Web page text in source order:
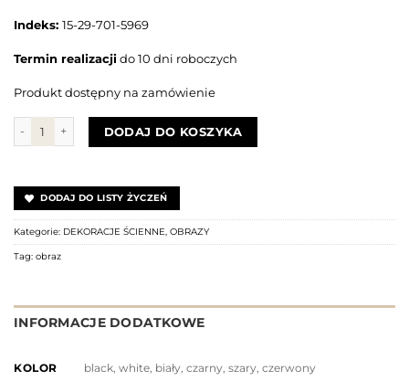
Indeks: 15-29-701-5969
Termin realizacjido 10 dni roboczych
Produkt dostępny na zamówienie
ilość Obraz LONDYŃSKA ULICA I
DODAJ DO KOSZYKA
DODAJ DO LISTY ŻYCZEŃ
Kategorie: DEKORACJE ŚCIENNE, OBRAZY
Tag: obraz
INFORMACJE DODATKOWE
KOLOR black, white, biały, czarny, szary, czerwony